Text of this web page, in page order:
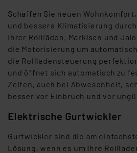
Schaffen Sie neuen
und bessere Klimatisierung
Ihrer Rollläden, Markisen und
die Motorisierung um
die Rollladensteuerung
und öffnet sich automatisch zu
Zeiten, auch bei Abwesenheit,
besser vor Einbruch und vor
Elektrische Gurtwickler
Gurtwickler sind die am
Lösung, wenn es um Ihre